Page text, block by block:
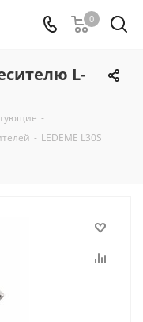
0
L-
-
- LEDEME L30S